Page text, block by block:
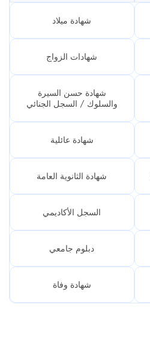
شهادة ميلاد
شهادات الزواج
شهادة حسن السيرة
والسلوك / السجل الجنائي
شهادة عائلية
شهادة الثانوية العامة
السجل الأكاديمي
دبلوم جامعي
شهادة وفاة